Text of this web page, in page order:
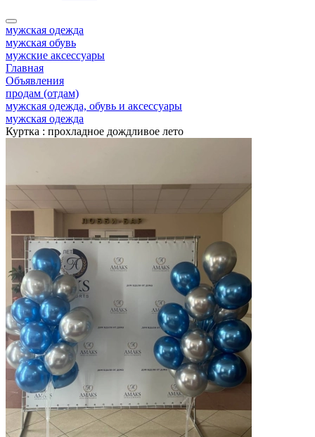
мужская одежда
мужская обувь
мужские аксессуары
Главная
Объявления
продам (отдам)
мужская одежда, обувь и аксессуары
мужская одежда
Куртка : прохладное дождливое лето